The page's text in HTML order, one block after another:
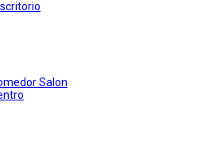
Salon